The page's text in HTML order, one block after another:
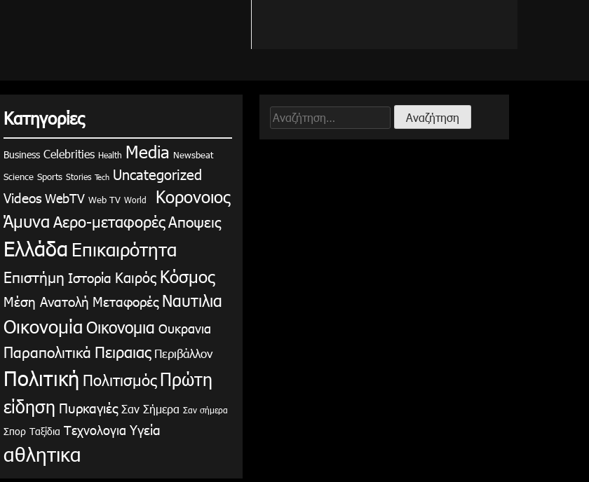
Κατηγορίες
Business Celebrities Health Media Newsbeat
Science Sports Stories Tech Uncategorized
Videos WebTV Web TV World
Κορονοιος
Άμυνα Αερο-μεταφορέςΑποψεις
Ελλάδα Επικαιρότητα
Επιστήμη Ιστορία Καιρός Κόσμος
Μέση Ανατολή Μεταφορές Ναυτιλια
Οικονομία Οικονομια Ουκρανια
Παραπολιτικά Πειραιας Περιβάλλον
Πολιτική Πολιτισμός Πρώτη
είδηση Πυρκαγιές Σαν Σήμερα Σαν σήμερα
Σπορ Ταξίδια Τεχνολογια Υγεία
αθλητικα
Αναζήτηση
για: